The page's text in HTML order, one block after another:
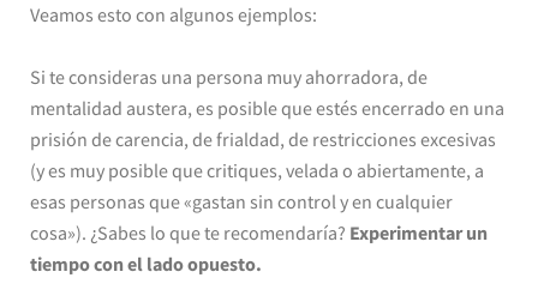
Veamos esto con algunos ejemplos:
Si te consideras una persona muy ahorradora, de
mentalidad austera, es posible que estés encerrado en una
prisión de carencia, de frialdad, de restricciones excesivas
(y es muy posible que critiques, velada o abiertamente, a
esas personas que «gastan sin control y en cualquier
cosa»). ¿Sabes lo que te recomendaría? Experimentar un
tiempo con el lado opuesto.